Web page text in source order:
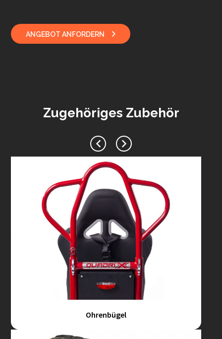
ANGEBOT ANFORDERN
Zugehöriges Zubehör
Ohrenbügel